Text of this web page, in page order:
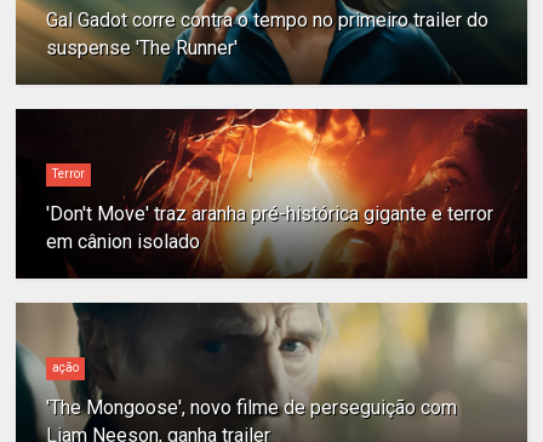
Gal Gadot corre contra o tempo no primeiro trailer do
suspense 'The Runner'
Terror
'Don't Move' traz aranha pré-histórica gigante e terror
em cânion isolado
ação
'The Mongoose', novo filme de perseguição com
Liam Neeson, ganha trailer